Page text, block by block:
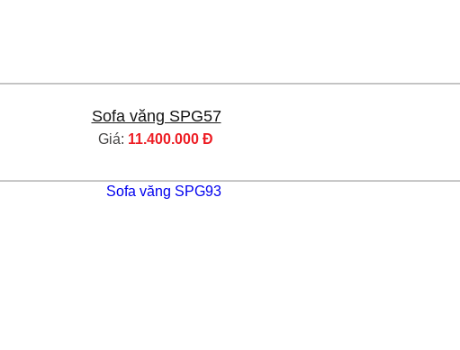
Sofa văng SPG57
Giá: 11.400.000 Đ